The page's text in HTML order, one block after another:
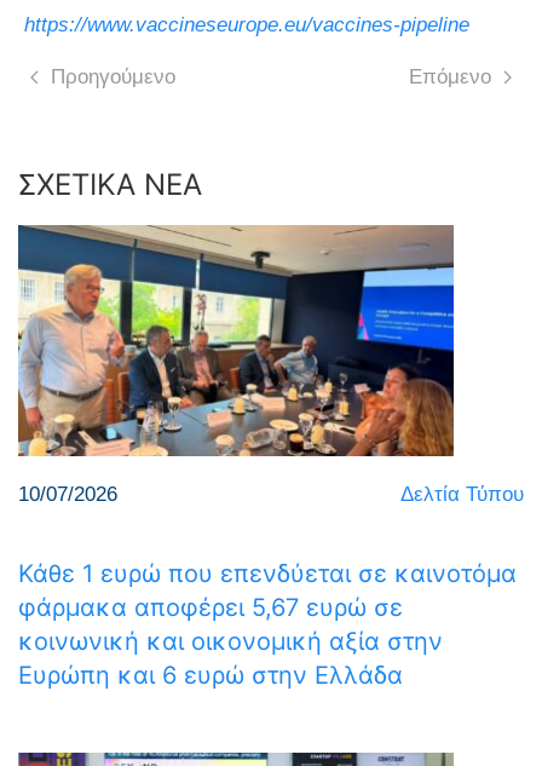
https://www.vaccineseurope.eu/vaccines-pipeline
Προηγούμενο Επόμενο
ΣΧΕΤΙΚΑ ΝΕΑ
10/07/2026 Δελτία Τύπου
Κάθε 1 ευρώ που επενδύεται σε καινοτόμα
φάρμακα αποφέρει 5,67 ευρώ σε
κοινωνική και οικονομική αξία στην
Ευρώπη και 6 ευρώ στην Ελλάδα